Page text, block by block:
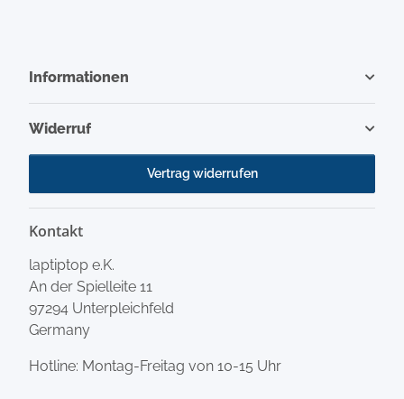
Informationen
Widerruf
Vertrag widerrufen
Kontakt
laptiptop e.K.
An der Spielleite 11
97294 Unterpleichfeld
Germany
Hotline: Montag-Freitag von 10-15 Uhr